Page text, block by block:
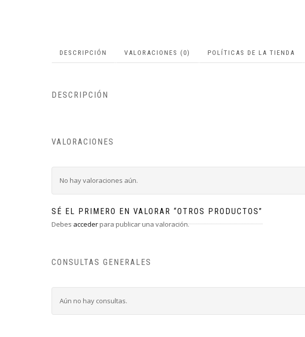
DESCRIPCIÓN VALORACIONES (0) POLÍTICAS DE LA TIENDA
DESCRIPCIÓN
VALORACIONES
No hay valoraciones aún.
SÉ EL PRIMERO EN VALORAR “OTROS PRODUCTOS”
Debesaccederpara publicar una valoración.
CONSULTAS GENERALES
Aún no hay consultas.